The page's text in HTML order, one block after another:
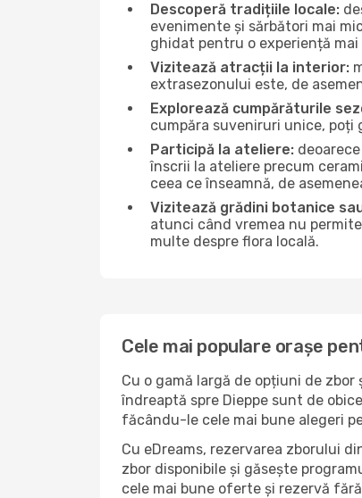
Descoperă tradițiile locale:
evenimente și sărbători mai
ghidat pentru o experiență mai
Vizitează atracții la interior:
extrasezonului este, de
Explorează cumpărăturile
cumpăra suveniruri unice, poți
Participă la ateliere:
înscrii la ateliere precum
ceea ce înseamnă, de
Vizitează grădini botanice
atunci când vremea nu
multe despre flora locală.
Cele mai populare orașe
Cu o gamă largă de opțiuni de
îndreaptă spre Dieppe sunt de
făcându-le cele mai bune alegeri
Cu eDreams, rezervarea zborului
zbor disponibile și găsește
cele mai bune oferte și rezervă